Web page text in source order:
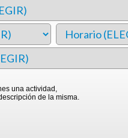
una actividad,
de la misma.